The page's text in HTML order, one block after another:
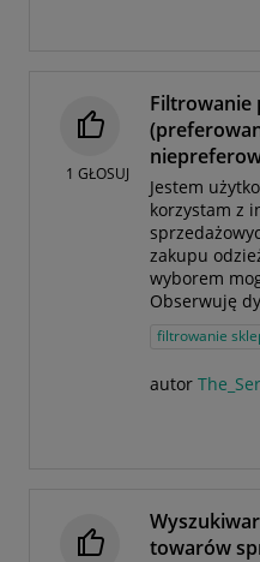
1 GŁOSUJ
Filtrowanie
Jestem
korzystam z
zakupu
wyborem
Obserwuję
filtrowanie
autor
towarów